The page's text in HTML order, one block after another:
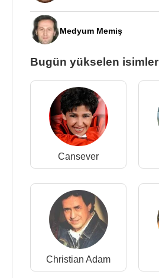
Medyum Memiş
Bugün yükselen isimler
Cansever
Christian Adam